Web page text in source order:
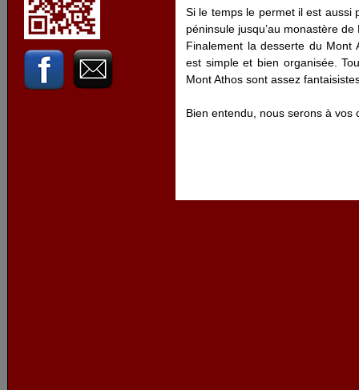
Si le temps le permet il est aussi
péninsule jusqu’au monastère de
Finalement la desserte du Mont
est simple et bien organisée.
Mont Athos sont assez
Bien entendu, nous serons à vos